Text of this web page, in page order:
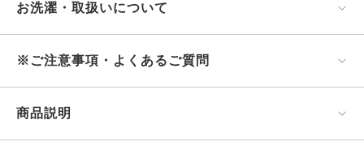
お洗濯・取扱いについて
※ご注意事項・よくあるご質問
商品説明